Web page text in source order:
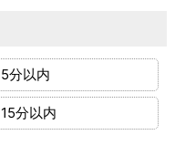
5分以内
15分以内